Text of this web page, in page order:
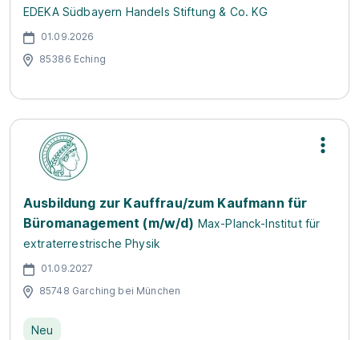
EDEKA Südbayern Handels Stiftung & Co. KG
01.09.2026
85386 Eching
Ausbildung zur Kauffrau/zum Kaufmann für
Büromanagement (m/w/d) Max-Planck-Institut für
extraterrestrische Physik
01.09.2027
85748 Garching bei München
Neu